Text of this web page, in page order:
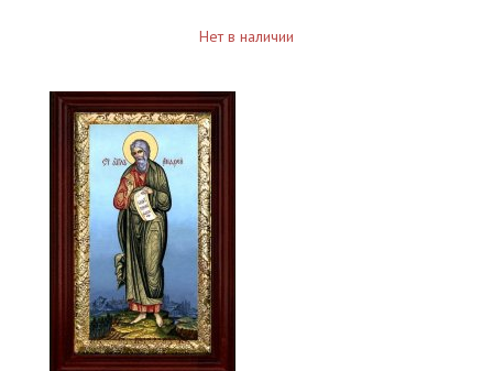
Нет в наличии